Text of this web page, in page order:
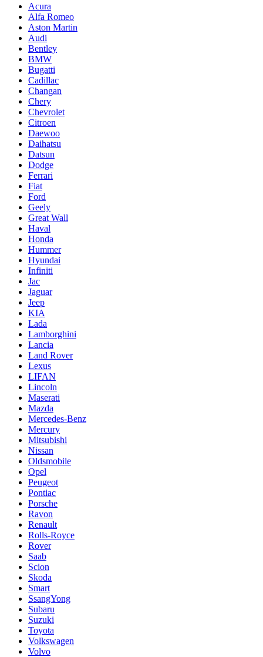
Acura
Alfa Romeo
Aston Martin
Audi
Bentley
BMW
Bugatti
Cadillac
Changan
Chery
Chevrolet
Citroen
Daewoo
Daihatsu
Datsun
Dodge
Ferrari
Fiat
Ford
Geely
Great Wall
Haval
Honda
Hummer
Hyundai
Infiniti
Jac
Jaguar
Jeep
KIA
Lada
Lamborghini
Lancia
Land Rover
Lexus
LIFAN
Lincoln
Maserati
Mazda
Mercedes-Benz
Mercury
Mitsubishi
Nissan
Oldsmobile
Opel
Peugeot
Pontiac
Porsche
Ravon
Renault
Rolls-Royce
Rover
Saab
Scion
Skoda
Smart
SsangYong
Subaru
Suzuki
Toyota
Volkswagen
Volvo